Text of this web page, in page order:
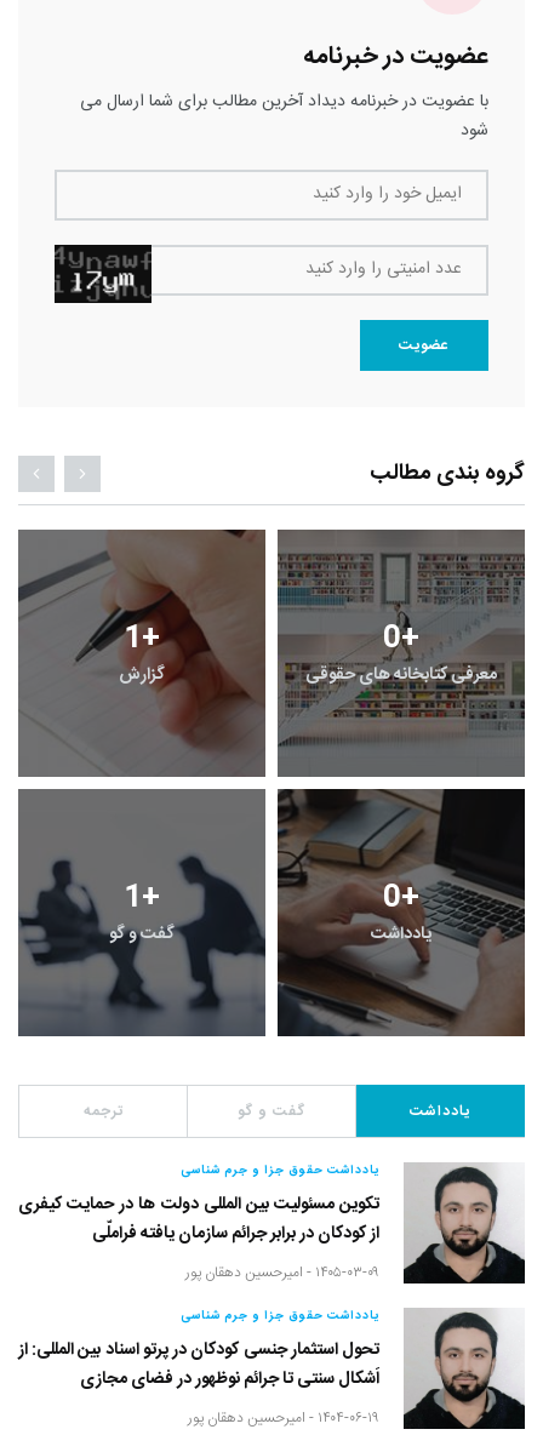
عضویت در خبرنامه
با عضویت در خبرنامه دیداد آخرین مطالب برای شما ارسال می
شود
ایمیل خود را وارد کنید
عدد امنیتی را وارد کنید
عضویت
گروه بندی مطالب
1+
گزارش
0+
معرفی کتابخانه های حقوقی
1+
گفت و گو
0+
یادداشت
یادداشت گفت و گو ترجمه
یادداشت حقوق جزا و جرم شناسی
تکوین مسئولیت بین المللی دولت ها در حمایت کیفری
از کودکان در برابر جرائم سازمان یافته فراملّی
۱۴۰۵-۰۳-۰۹ - امیرحسین دهقان پور
یادداشت حقوق جزا و جرم شناسی
تحول استثمار جنسی کودکان در پرتو اسناد بین المللی: از
اَشکال سنتی تا جرائم نوظهور در فضای مجازی
۱۴۰۴-۰۶-۱۹ - امیرحسین دهقان پور